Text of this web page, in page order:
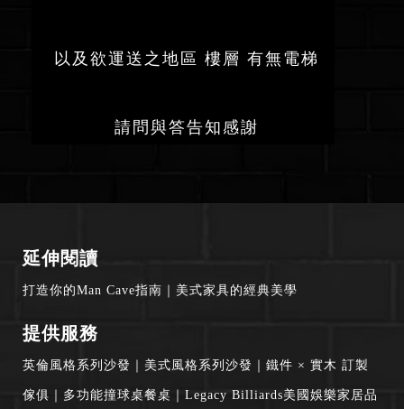
以及欲運送之地區 樓層 有無電梯
請問與答告知感謝
延伸閱讀
打造你的Man Cave指南 美式家具的經典美學
提供服務
英倫風格系列沙發 美式風格系列沙發 鐵件 × 實木 訂製
傢俱 多功能撞球桌餐桌 Legacy Billiards美國娛樂家居品